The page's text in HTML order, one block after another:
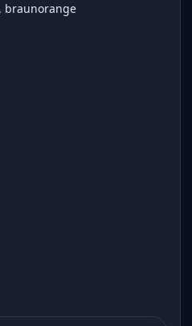
braunorange